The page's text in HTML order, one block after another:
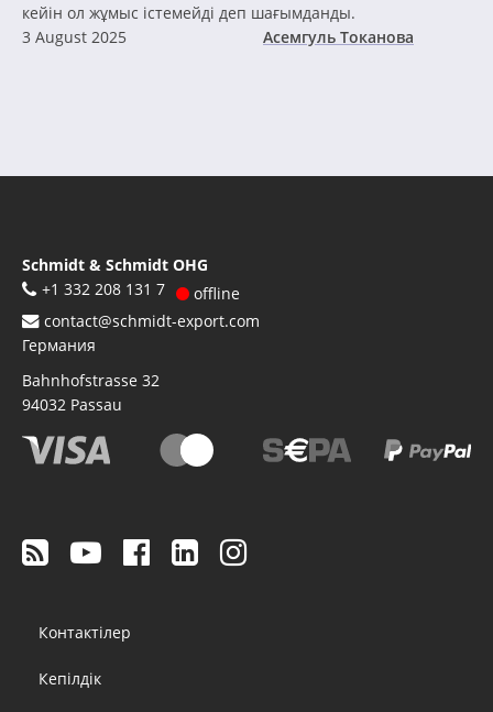
кейін ол жұмыс істемейді деп шағымданды.
3 August 2025
Асемгуль Токанова
Schmidt & Schmidt OHG
+1 332 208 131 7
offline
contact@schmidt-export.com
Германия
Bahnhofstrasse 32
94032 Passau
menu
Контактілер
Кепілдік